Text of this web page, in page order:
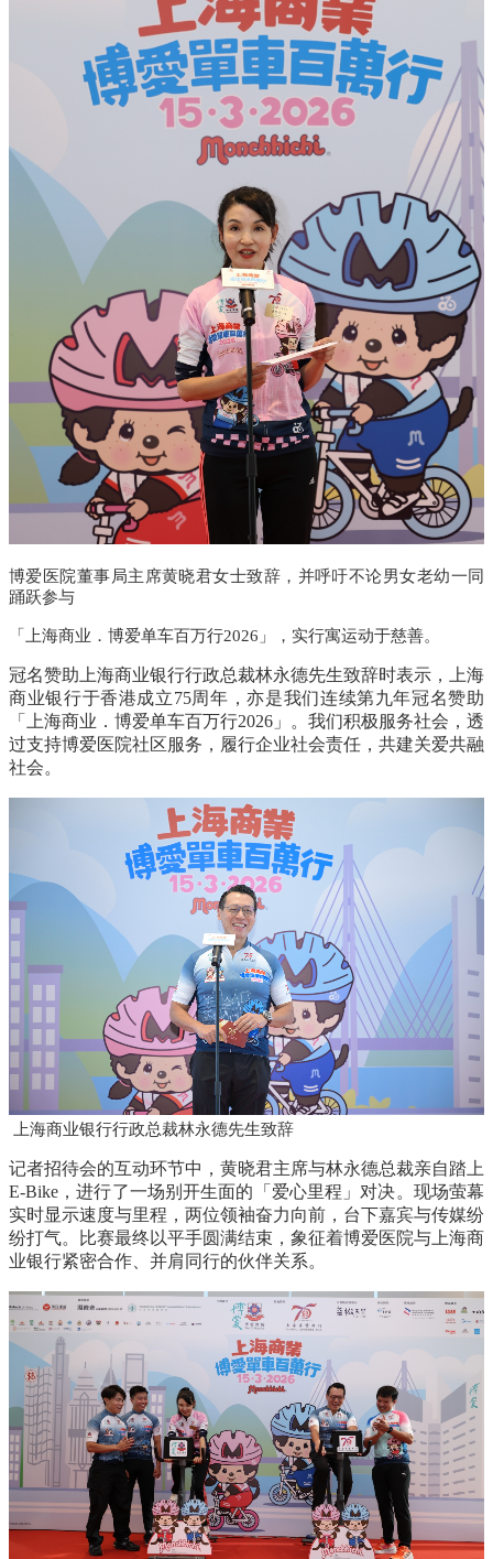
博爱医院董事局主席黄晓君女士致辞，并呼吁不论男女老幼一同
踊跃参与
「上海商业．博爱单车百万行2026 」，实行寓运动于慈善。
冠名赞助上海商业银行行政总裁林永德先生致辞时表示，上海
商业银行于香港成立75周年，亦是我们连续第九年冠名赞助
「上海商业．博爱单车百万行2026 」。我们积极服务社会，透
过支持博爱医院社区服务，履行企业社会责任，共建关爱共融
社会。
上海商业银行行政总裁林永德先生致辞
记者招待会的互动环节中，黄晓君主席与林永德总裁亲自踏上
E-Bike ，进行了一场别开生面的「爱心里程」对决。现场萤幕
实时显示速度与里程，两位领袖奋力向前，台下嘉宾与传媒纷
纷打气。比赛最终以平手圆满结束，象征着博爱医院与上海商
业银行紧密合作、并肩同行的伙伴关系。